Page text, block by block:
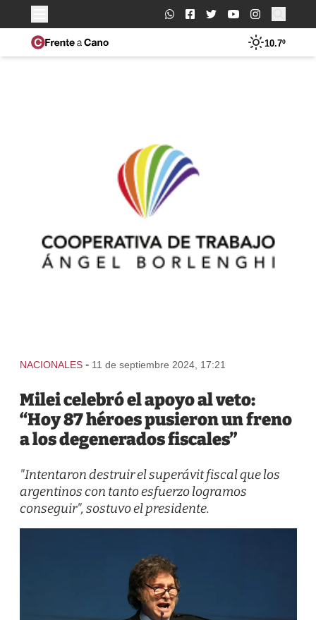
Buscar:
10.7º
NACIONALES - 11 de septiembre 2024, 17:21
Milei celebró el apoyo al veto:
“Hoy 87 héroes pusieron un freno
a los degenerados fiscales”
"Intentaron destruir el superávit fiscal que los
argentinos con tanto esfuerzo logramos
conseguir", sostuvo el presidente.